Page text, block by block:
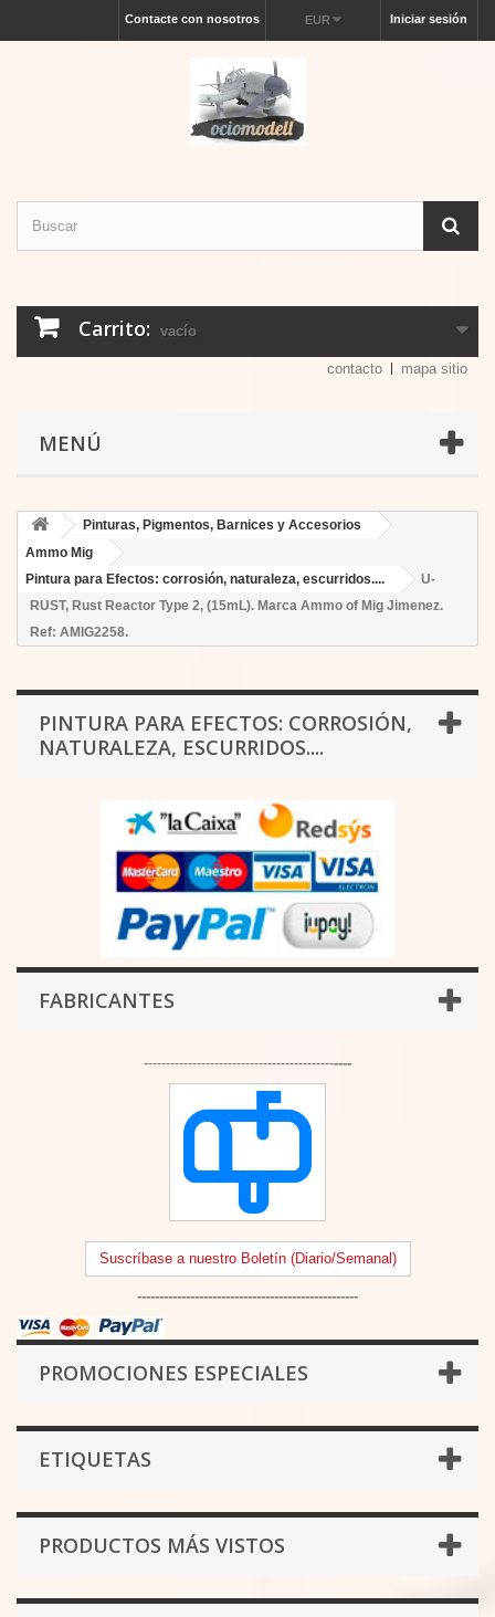
Iniciar sesión
EUR
Contacte con nosotros
Carrito: vacío
contacto mapa sitio
MENÚ
Pinturas, Pigmentos, Barnices y Accesorios
Ammo Mig
Pintura para Efectos: corrosión, naturaleza, escurridos....
U-
RUST, Rust Reactor Type 2, (15mL). Marca Ammo of Mig Jimenez.
Ref: AMIG2258.
PINTURA PARA EFECTOS: CORROSIÓN,
NATURALEZA, ESCURRIDOS....
FABRICANTES
-----------------------------------------------
Suscríbase a nuestro Boletín (Diario/Semanal)
--------------------------------------------------
PROMOCIONES ESPECIALES
ETIQUETAS
PRODUCTOS MÁS VISTOS